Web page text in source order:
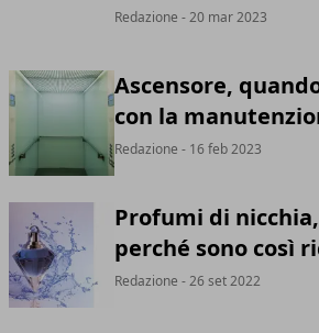
Redazione - 20 mar 2023
Ascensore,
con la
Redazione - 16 feb 2023
Profumi di
perché sono così
Redazione - 26 set 2022